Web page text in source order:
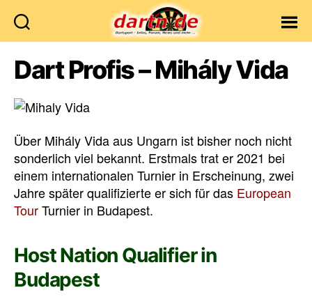
Dart Profis – Mihály Vida
Über Mihály Vida aus Ungarn ist bisher noch nicht
sonderlich viel bekannt. Erstmals trat er 2021 bei
einem internationalen Turnier in Erscheinung, zwei
Jahre später qualifizierte er sich für das European
TourTurnier in Budapest.
Host Nation Qualifier in
Budapest